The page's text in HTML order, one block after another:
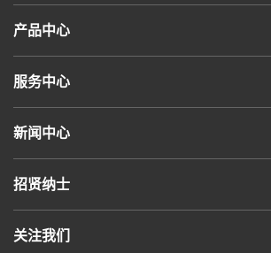
产品中心
服务中心
新闻中心
招贤纳士
关注我们